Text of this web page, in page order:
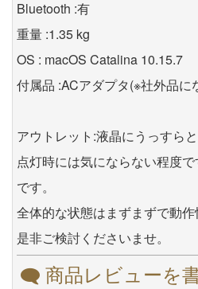
Bluetooth :有
重量 :1.35 kg
OS : macOS Catalina 10.15.7
付属品 :ACアダプタ(※社外品に
アウトレット:液晶にうっすら
点灯時には気にならない程度
です。
全体的な状態はまずまずで動作
是非ご検討くださいませ。
商品レビューを